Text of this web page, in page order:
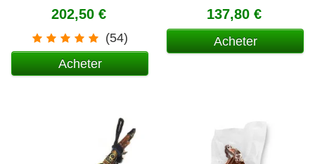
A.O.P. Jabugo
202,50 €
(54)
Acheter
nourris au châtaignes)
137,80 €
Acheter